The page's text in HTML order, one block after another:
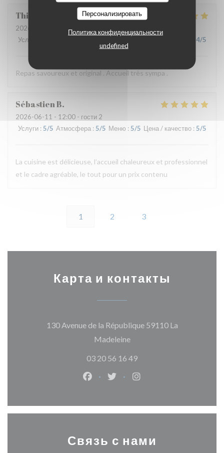
Персонализировать
Политика конфиденциальности
undefined
Thierry
2026-06-11
- 19:30 - гости 2
Услуги
4/5
Repas savoureux et original . Accueil très sympa .
SébastienB
2026-06-11 - 12:00 - гости 2
Услуги : 5/5 Атмосфера : 5/5 Меню : 5/5 Цена / качество : 5/5
La cuisine est délicieuse, l’accueil chaleureux et professionnel
et le cadre agréable, le tout pour un prix contenu
1 2 3
Карта и контакты
130 Avenue de la République 59110 La
Madeleine((открывается в новом
03 20 56 16 49
Facebook ((открывается в новом
Twitter ((открывается в
Instagram
Связь с нами